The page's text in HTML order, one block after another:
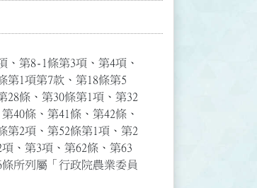
、第8-1條第3項、第4項、
第1項第7款、第18條第5
28條、第30條第1項、第32
40條、第41條、第42條、
第2項、第52條第1項、第2
、第3項、第62條、第63
所列屬「行政院農業委員